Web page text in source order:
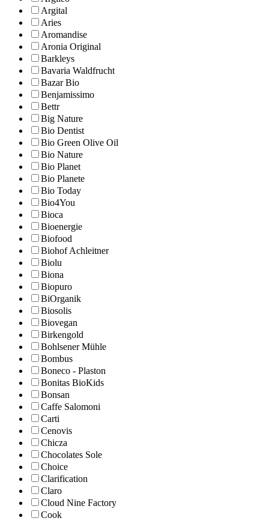
Argital
Aries
Aromandise
Aronia Original
Barkleys
Bavaria Waldfrucht
Bazar Bio
Benjamissimo
Bettr
Big Nature
Bio Dentist
Bio Green Olive Oil
Bio Nature
Bio Planet
Bio Planete
Bio Today
Bio4You
Bioca
Bioenergie
Biofood
Biohof Achleitner
Biolu
Biona
Biopuro
BiOrganik
Biosolis
Biovegan
Birkengold
Bohlsener Mühle
Bombus
Boneco - Plaston
Bonitas BioKids
Bonsan
Caffe Salomoni
Carti
Cenovis
Chicza
Chocolates Sole
Choice
Clarification
Claro
Cloud Nine Factory
Cook